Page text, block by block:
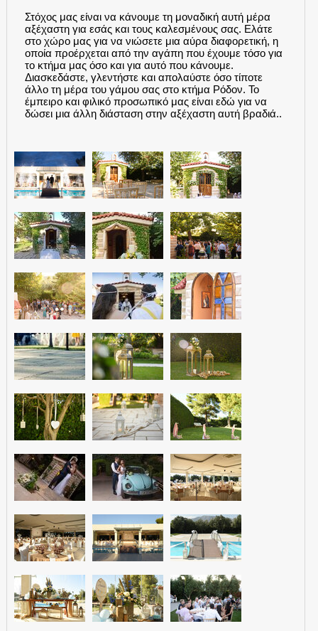
Στόχος μας είναι να κάνουμε τη μοναδική αυτή μέρα
αξέχαστη για εσάς και τους καλεσμένους σας. Ελάτε
στο χώρο μας για να νιώσετε μια αύρα διαφορετική, η
οποία προέρχεται από την αγάπη που έχουμε τόσο για
το κτήμα μας όσο και για αυτό που κάνουμε.
Διασκεδάστε, γλεντήστε και απολαύστε όσο τίποτε
άλλο τη μέρα του γάμου σας στο κτήμα Ρόδον. Το
έμπειρο και φιλικό προσωπικό μας είναι εδώ για να
δώσει μια άλλη διάσταση στην αξέχαστη αυτή βραδιά..